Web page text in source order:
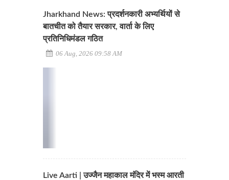
Jharkhand News: प्रदर्शनकारी अभ्यर्थियों से
बातचीत को तैयार सरकार, वार्ता के लिए
प्रतिनिधिमंडल गठित
06 Aug, 2026 09:58 AM
Live Aarti | उज्जैन महाकाल मंदिर में भस्म आरती